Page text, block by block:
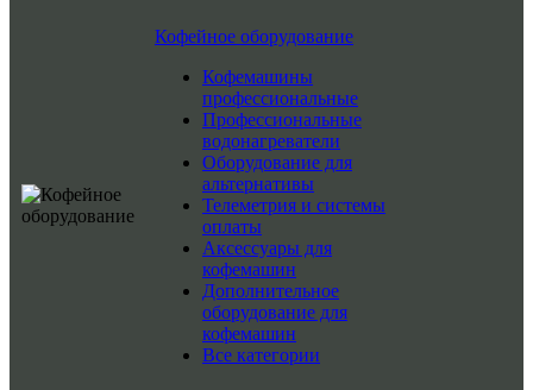
Кофейное оборудование
Кофемашины
профессиональные
Профессиональные
водонагреватели
Оборудование для
альтернативы
Телеметрия и системы
оплаты
Аксессуары для
кофемашин
Дополнительное
оборудование для
кофемашин
Все категории